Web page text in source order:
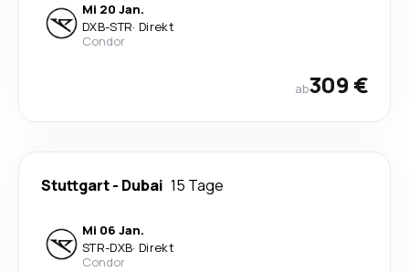
Mi 20 Jan.
DXB-STR· Direkt
Condor
ab309 €
Stuttgart- Dubai 15 Tage
Mi 06 Jan.
STR-DXB· Direkt
Condor